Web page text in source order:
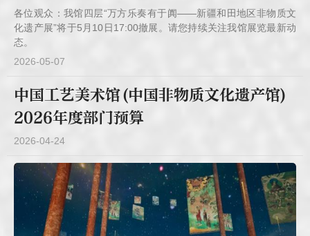
各位观众：我馆四层“万方乐奏有于阗——新疆和田地区非物质文
化遗产展”将于5月10日17:00撤展。请您持续关注我馆展览最新动
态。
2026-05-07
中国工艺美术馆(中国非物质文化遗产馆)
2026年度部门预算
2026-04-24